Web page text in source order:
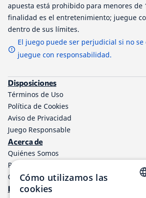
apuesta está prohibido para menores de
finalidad es el entretenimiento; juegue
dentro de sus límites.
El juego puede ser perjudicial si no se
juegue con responsabilidad.
Disposiciones
Términos de Uso
Política de Cookies
Aviso de Privacidad
Juego Responsable
Acerca de
Quiénes Somos
Programa de afiliados a TheLotter
Contáctenos
Información
Cómo utilizamos las
cookies